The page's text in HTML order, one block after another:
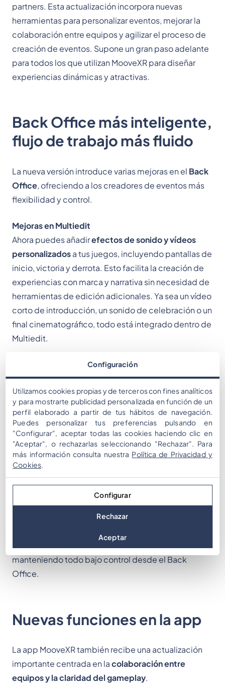
partners. Esta actualización incorpora nuevas
herramientas para personalizar eventos, mejorar la
colaboración entre equipos y agilizar el proceso de
creación de eventos. Supone un gran paso adelante
para todos los que utilizan MooveXR para diseñar
experiencias dinámicas y atractivas.
Back Office más inteligente,
flujo de trabajo más fluido
La nueva versión introduce varias mejoras en el Back
Office, ofreciendo a los creadores de eventos más
flexibilidad y control.
Mejoras en Multiedit
Ahora puedes añadirefectos de sonido y vídeos
personalizadosa tus juegos, incluyendo pantallas de
inicio, victoria y derrota. Esto facilita la creación de
experiencias con marca y narrativa sin necesidad de
herramientas de edición adicionales. Ya sea un vídeo
corto de introducción, un sonido de celebración o un
final cinematográfico, todo está integrado dentro de
Multiedit.
Etiquetas de puntuación personalizadas
Los eventos ahora son más personalizados gracias a
las etiquetas de puntuación personalizadas. Puedes
reemplazar “Puntos” por cualquier palabra que se
adapte a tu temática, como “Coins”, “XP” o
“Créditos”. Es un pequeño detalle que marca una
gran diferencia a la hora de adaptar la experiencia a
la identidad del cliente.
Otro punto destacado es la posibilidad de definir
puede activar manualmente cada
manteniendo todo bajo control desde el Back
Office.
Nuevas funciones en la app
La app MooveXR también recibe una actualización
importante centrada en lacolaboración entre
equipos y la claridad del gameplay.
Configuración
Utilizamos cookies propias y de terceros con fines analíticos
y para mostrarte publicidad personalizada en función de un
perfil elaborado a partir de tus hábitos de navegación.
Puedes personalizar tus preferencias pulsando en
"Configurar", aceptar todas las cookies haciendo clic en
"Aceptar", o rechazarlas seleccionando "Rechazar". Para
más información consulta nuestra Política de Privacidad y
Cookies.
Configurar
Rechazar
Aceptar